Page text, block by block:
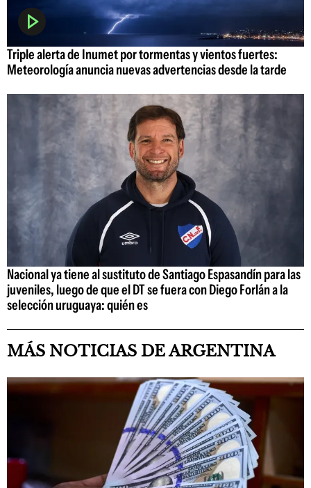
Triple alerta de Inumet por tormentas y vientos fuertes:
Meteorología anuncia nuevas advertencias desde la tarde
Nacional ya tiene al sustituto de Santiago Espasandín para las
juveniles, luego de que el DT se fuera con Diego Forlán a la
selección uruguaya: quién es
MÁS NOTICIAS DE ARGENTINA